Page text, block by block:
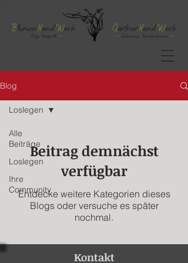
Blog
Alle
Beiträge
Loslegen
Ihre
Community
Loslegen
Beitrag demnächst
verfügbar
Entdecke weitere Kategorien dieses
Blogs oder versuche es später
nochmal.
Kontakt